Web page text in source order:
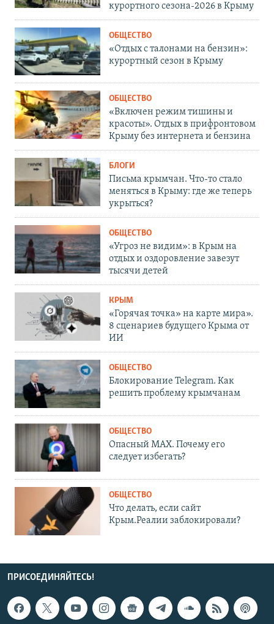
курортного сезона-2026 в Крыму
ОБЩЕСТВО
«Отдых с талонами на бензин»:
курортный сезон в Крыму
ОБЩЕСТВО
«Включен режим тишины и
красоты». Отдых в прифронтовом
Крыму без интернета и бензина
БЛОГИ
Письма крымчан. Что-то стало
меняться в Крыму: где же теперь
укрыться?
ОБЩЕСТВО
«Угроз не видим»: в Крым на
отдых и оздоровление завезут
тысячи детей
КРЫМ
«Горячая точка» на карте мира».
8 сценариев будущего Крыма от
ИИ
ОБЩЕСТВО
Блокирование Telegram. Как
решить проблему крымчанам
ОБЩЕСТВО
Опасный MAX. Почему его
следует избегать?
ОБЩЕСТВО
Что делать, если сайт
Крым.Реалии заблокировали?
ПРИСОЕДИНЯЙТЕСЬ!